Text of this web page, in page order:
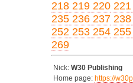
218 219 220 221
235 236 237 238
252 253 254 255
269
Nick: W30 Publishing
Home page: https://